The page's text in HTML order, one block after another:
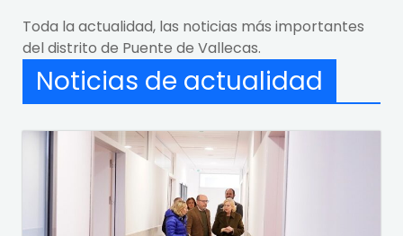
Toda la actualidad, las noticias más importantes
del distrito de Puente de Vallecas.
Noticias de actualidad